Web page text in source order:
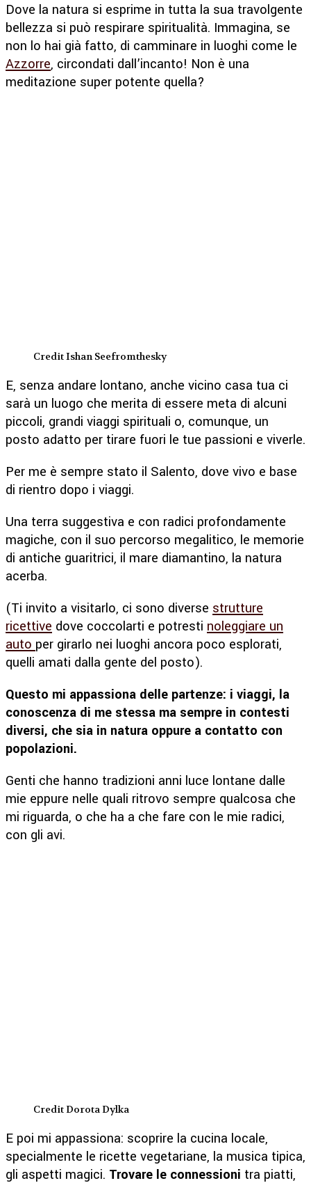
Dove la natura si esprime in tutta la sua travolgente
bellezza si può respirare spiritualità. Immagina, se
non lo hai già fatto, di camminare in luoghi come le
Azzorre, circondati dall’incanto! Non è una
meditazione super potente quella?
Credit Ishan Seefromthesky
E, senza andare lontano, anche vicino casa tua ci
sarà un luogo che merita di essere meta di alcuni
piccoli, grandi viaggi spirituali o, comunque, un
posto adatto per tirare fuori le tue passioni e viverle.
Per me è sempre stato il Salento, dove vivo e base
di rientro dopo i viaggi.
Una terra suggestiva e con radici profondamente
magiche, con il suo percorso megalitico, le memorie
di antiche guaritrici, il mare diamantino, la natura
acerba.
(Ti invito a visitarlo, ci sono diverse strutture
ricettive dove coccolarti e potresti noleggiare un
auto per girarlo nei luoghi ancora poco esplorati,
quelli amati dalla gente del posto).
Questo mi appassiona delle partenze: i viaggi, la
conoscenza di me stessa ma sempre in contesti
diversi, che sia in natura oppure a contatto con
popolazioni.
Genti che hanno tradizioni anni luce lontane dalle
mie eppure nelle quali ritrovo sempre qualcosa che
mi riguarda, o che ha a che fare con le mie radici,
con gli avi.
Credit Dorota Dylka
E poi mi appassiona: scoprire la cucina locale,
specialmente le ricette vegetariane, la musica tipica,
gli aspetti magici. Trovare le connessioni tra piatti,